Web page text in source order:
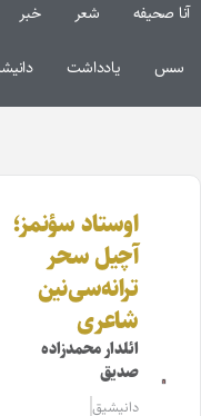
صحیفه شعر خبر
سس یادداشت دانیشیق
اوستاد سؤنمز؛
آچیل سحر
ترانه‌سی‌نین
شاعری
ائلدار محمدزاده
صدیق
دانیشیق